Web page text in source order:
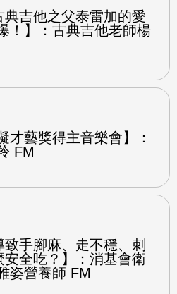
典吉他之父泰雷加的愛
！】：古典吉他老師楊
才藝獎得主音樂會】：
FM
致手腳麻、走不穩、刺
安全吃？】：消基會衛
姿營養師 FM